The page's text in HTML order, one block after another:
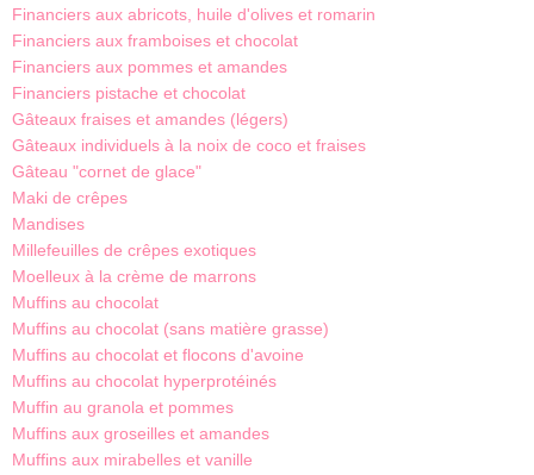
Financiers aux abricots, huile d'olives et romarin
Financiers aux framboises et chocolat
Financiers aux pommes et amandes
Financiers pistache et chocolat
Gâteaux fraises et amandes (légers)
Gâteaux individuels à la noix de coco et fraises
Gâteau "cornet de glace"
Maki de crêpes
Mandises
Millefeuilles de crêpes exotiques
Moelleux à la crème de marrons
Muffins au chocolat
Muffins au chocolat (sans matière grasse)
Muffins au chocolat et flocons d'avoine
Muffins au chocolat hyperprotéinés
Muffin au granola et pommes
Muffins aux groseilles et amandes
Muffins aux mirabelles et vanille